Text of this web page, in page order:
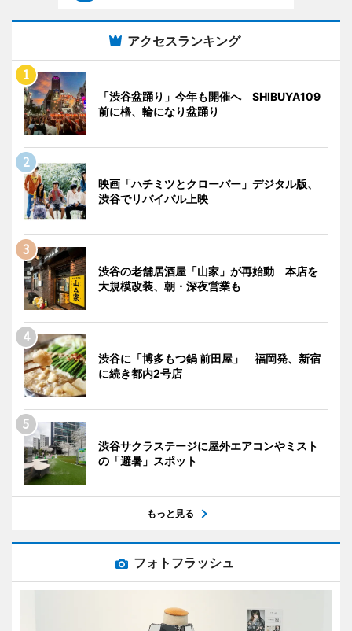
アクセスランキング
「渋谷盆踊り」今年も開催へ SHIBUYA109
前に櫓、輪になり盆踊り
映画「ハチミツとクローバー」デジタル版、
渋谷でリバイバル上映
渋谷の老舗居酒屋「山家」が再始動 本店を
大規模改装、朝・深夜営業も
渋谷に「博多もつ鍋 前田屋」 福岡発、新宿
に続き都内2号店
渋谷サクラステージに屋外エアコンやミスト
の「避暑」スポット
もっと見る
フォトフラッシュ